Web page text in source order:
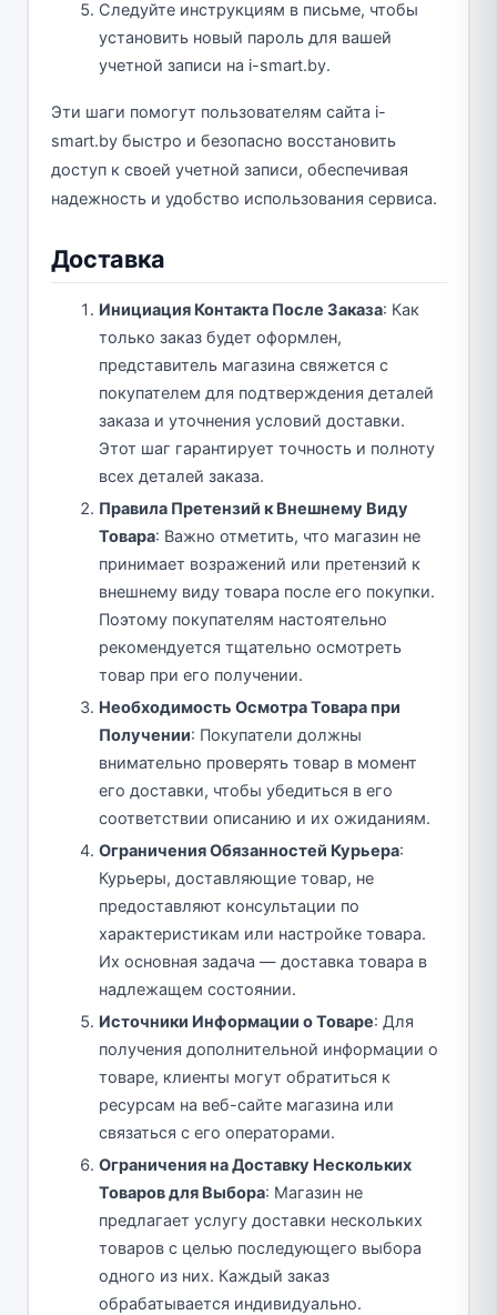
Следуйте инструкциям в письме, чтобы
установить новый пароль для вашей
учетной записи на i-smart.by.
Эти шаги помогут пользователям сайта i-
smart.by быстро и безопасно восстановить
доступ к своей учетной записи, обеспечивая
надежность и удобство использования сервиса.
Доставка
Инициация Контакта После Заказа: Как
только заказ будет оформлен,
представитель магазина свяжется с
покупателем для подтверждения деталей
заказа и уточнения условий доставки.
Этот шаг гарантирует точность и полноту
всех деталей заказа.
Правила Претензий к Внешнему Виду
Товара: Важно отметить, что магазин не
принимает возражений или претензий к
внешнему виду товара после его покупки.
Поэтому покупателям настоятельно
рекомендуется тщательно осмотреть
товар при его получении.
Необходимость Осмотра Товара при
Получении: Покупатели должны
внимательно проверять товар в момент
его доставки, чтобы убедиться в его
соответствии описанию и их ожиданиям.
Ограничения Обязанностей Курьера:
Курьеры, доставляющие товар, не
предоставляют консультации по
характеристикам или настройке товара.
Их основная задача — доставка товара в
надлежащем состоянии.
Источники Информации о Товаре: Для
получения дополнительной информации о
товаре, клиенты могут обратиться к
ресурсам на веб-сайте магазина или
связаться с его операторами.
Ограничения на Доставку Нескольких
Товаров для Выбора: Магазин не
предлагает услугу доставки нескольких
товаров с целью последующего выбора
одного из них. Каждый заказ
обрабатывается индивидуально.